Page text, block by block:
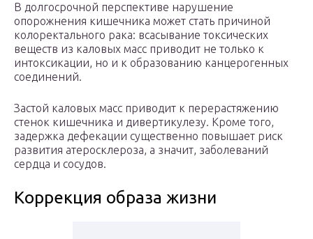
В долгосрочной перспективе нарушение
опорожнения кишечника может стать причиной
колоректального рака: всасывание токсических
веществ из каловых масс приводит не только к
интоксикации, но и к образованию канцерогенных
соединений.
Застой каловых масс приводит к перерастяжению
стенок кишечника и дивертикулезу. Кроме того,
задержка дефекации существенно повышает риск
развития атеросклероза, а значит, заболеваний
сердца и сосудов.
Коррекция образа жизни